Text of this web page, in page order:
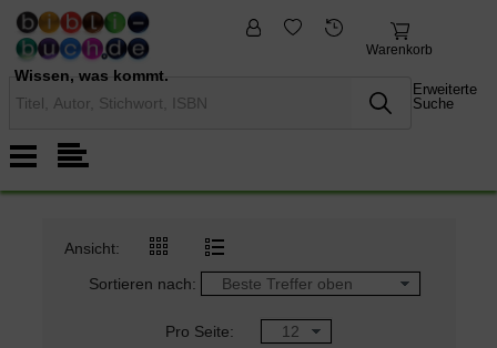
Wissen, was kommt.
Warenkorb
Erweiterte
Suche
fremdsprachige
Bücher
Ansicht:
Sortieren nach:
Pro Seite: